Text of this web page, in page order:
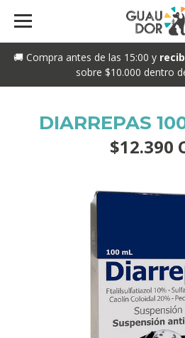
🚚 Compra antes de las 15:00 y
sobre $10.000 dentro
DIARREPAS
$12.390